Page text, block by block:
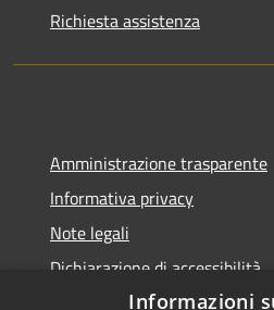
Richiesta assistenza
Amministrazione trasparente
Informativa privacy
Note legali
Dichiarazione di accessibilità
Informazioni